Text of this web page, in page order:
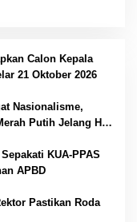
Calon Kepala
21 Oktober 2026
Nasionalisme,
Putih Jelang Hut
KUA-PPAS
APBD
Pastikan Roda